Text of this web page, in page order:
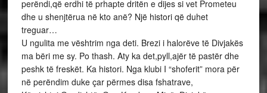
perëndi,që erdhi të prhapte dritën e dijes si vet Prometeu
dhe u shenjtërua në kto anë? Një histori që duhet
treguar…
U ngulita me vështrim nga deti. Brezi i halorëve të Divjakës
ma bëri me sy. Po thash. Aty ka det,pyll,ajër të pastër dhe
peshk të freskët. Ka histori. Nga klubi I “shoferit” mora për
në perëndim duke çar përmes disa fshatrave,